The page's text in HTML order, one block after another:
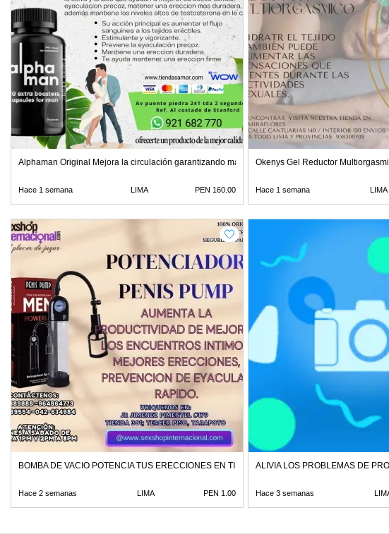
Alphaman Original Mejora la circulación garantizando mayor
Hace 1 semana LIMA PEN 160.00
Okenys Gel Reductor
Hace 1 semana LIMA
BOMBA DE VACIO POTENCIA TUS ERECCIONES EN TIENDAS EROTICAS
Hace 2 semanas LIMA PEN 1.00
ALIVIA LOS PROBLEMAS DE
Hace 3 semanas